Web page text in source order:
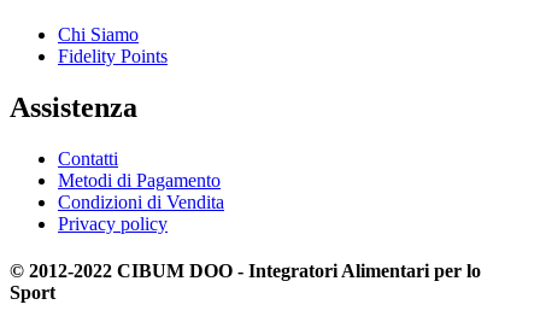
Chi Siamo
Fidelity Points
Assistenza
Contatti
Metodi di Pagamento
Condizioni di Vendita
Privacy policy
© 2012-2022 CIBUM DOO - Integratori Alimentari per lo
Sport